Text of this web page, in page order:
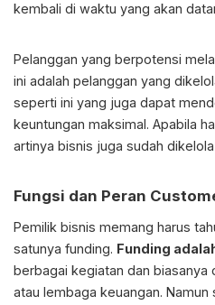
kembali di waktu yang akan
Pelanggan yang berpotensi
ini adalah pelanggan yang
seperti ini yang juga dapat
keuntungan maksimal. Apabila
artinya bisnis juga sudah
Fungsi dan Peran
Pemilik bisnis memang harus
satunya funding. Funding
berbagai kegiatan dan biasanya
atau lembaga keuangan. Namun